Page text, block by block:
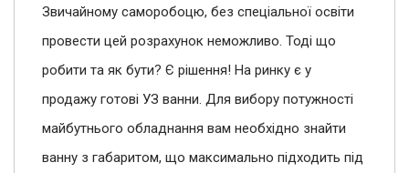
Звичайному саморобоцю, без спеціальної освіти
провести цей розрахунок неможливо. Тоді що
робити та як бути? Є рішення! На ринку є у
продажу готові УЗ ванни. Для вибору потужності
майбутнього обладнання вам необхідно знайти
ванну з габаритом, що максимально підходить під